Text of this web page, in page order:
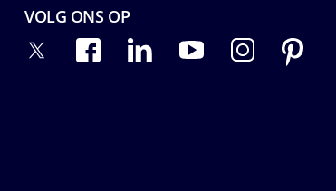
VOLG ONS OP